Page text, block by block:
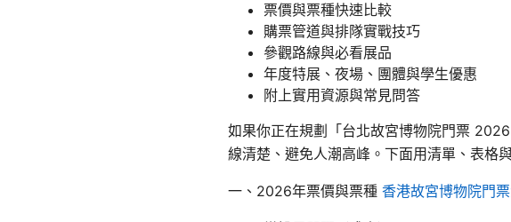
票價與票種快速比較
購票管道與排隊實戰技巧
參觀路線與必看展品
年度特展、夜場、團體與學生優惠
附上實用資源與常見問答
如果你正在規劃「台北故宮博物院門票
線清楚、避免人潮高峰。下面用清單、表格
一、2026年票價與票種 香港故宮博物院門